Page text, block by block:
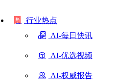
行业热点
AI-每日快讯
AI-优选视频
AI-权威报告